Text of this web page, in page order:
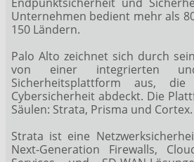
Unternehmen bedient mehr als
150 Ländern.
Palo Alto zeichnet sich durch
von einer integrierten
Sicherheitsplattform aus,
Cybersicherheit abdeckt. Die
Säulen: Strata, Prisma und Cortex.
Strata ist eine
Next-Generation Firewalls,